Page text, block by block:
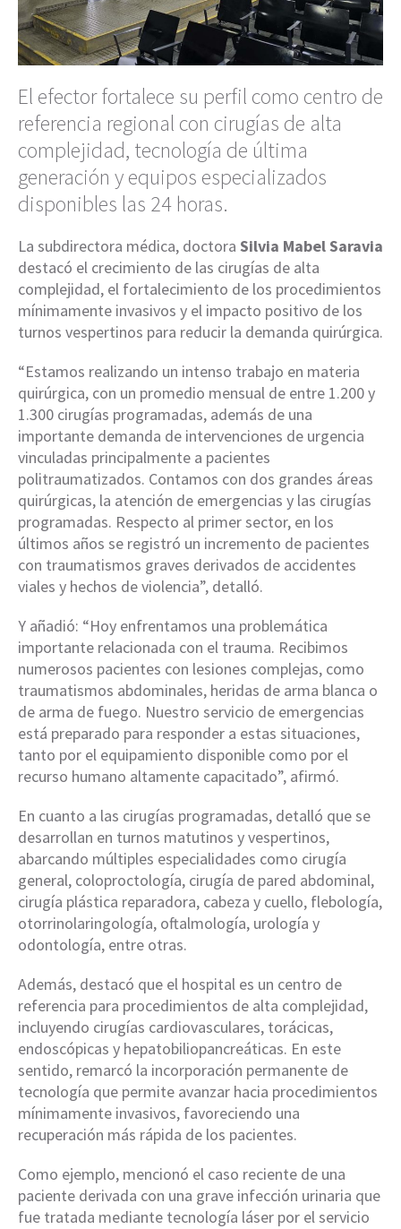
El efector fortalece su perfil como centro de
referencia regional con cirugías de alta
complejidad, tecnología de última
generación y equipos especializados
disponibles las 24 horas.
La subdirectora médica, doctora Silvia Mabel Saravia
destacó el crecimiento de las cirugías de alta
complejidad, el fortalecimiento de los procedimientos
mínimamente invasivos y el impacto positivo de los
turnos vespertinos para reducir la demanda quirúrgica.
“Estamos realizando un intenso trabajo en materia
quirúrgica, con un promedio mensual de entre 1.200 y
1.300 cirugías programadas, además de una
importante demanda de intervenciones de urgencia
vinculadas principalmente a pacientes
politraumatizados. Contamos con dos grandes áreas
quirúrgicas, la atención de emergencias y las cirugías
programadas. Respecto al primer sector, en los
últimos años se registró un incremento de pacientes
con traumatismos graves derivados de accidentes
viales y hechos de violencia”, detalló.
Y añadió: “Hoy enfrentamos una problemática
importante relacionada con el trauma. Recibimos
numerosos pacientes con lesiones complejas, como
traumatismos abdominales, heridas de arma blanca o
de arma de fuego. Nuestro servicio de emergencias
está preparado para responder a estas situaciones,
tanto por el equipamiento disponible como por el
recurso humano altamente capacitado”, afirmó.
En cuanto a las cirugías programadas, detalló que se
desarrollan en turnos matutinos y vespertinos,
abarcando múltiples especialidades como cirugía
general, coloproctología, cirugía de pared abdominal,
cirugía plástica reparadora, cabeza y cuello, flebología,
otorrinolaringología, oftalmología, urología y
odontología, entre otras.
Además, destacó que el hospital es un centro de
referencia para procedimientos de alta complejidad,
incluyendo cirugías cardiovasculares, torácicas,
endoscópicas y hepatobiliopancreáticas. En este
sentido, remarcó la incorporación permanente de
tecnología que permite avanzar hacia procedimientos
mínimamente invasivos, favoreciendo una
recuperación más rápida de los pacientes.
Como ejemplo, mencionó el caso reciente de una
paciente derivada con una grave infección urinaria que
fue tratada mediante tecnología láser por el servicio